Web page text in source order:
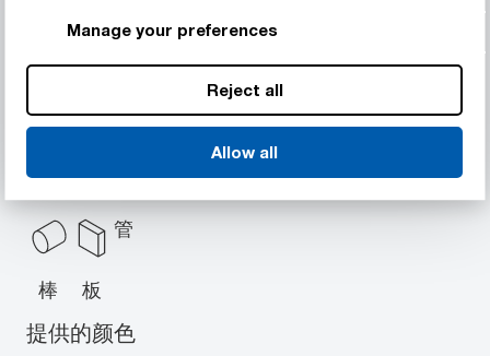
Manage your preferences
Reject all
Allow all
提供的几何结构
Ertalyte™ PET-P 型材包含以下几何结构中的一系
列标准尺寸：棒, 板, 管
棒 板
管
提供的颜色